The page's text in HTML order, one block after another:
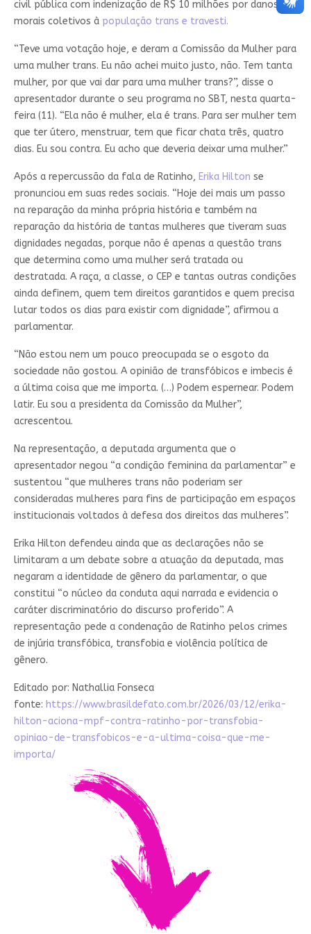
civil pública com indenização de R$ 10 milhões por danos
morais coletivos à população trans e travesti.
“Teve uma votação hoje, e deram a Comissão da Mulher para
uma mulher trans. Eu não achei muito justo, não. Tem tanta
mulher, por que vai dar para uma mulher trans?”, disse o
apresentador durante o seu programa no SBT, nesta quarta-
feira (11). “Ela não é mulher, ela é trans. Para ser mulher tem
que ter útero, menstruar, tem que ficar chata três, quatro
dias. Eu sou contra. Eu acho que deveria deixar uma mulher.”
Após a repercussão da fala de Ratinho, Erika Hilton se
pronunciou em suas redes sociais. “Hoje dei mais um passo
na reparação da minha própria história e também na
reparação da história de tantas mulheres que tiveram suas
dignidades negadas, porque não é apenas a questão trans
que determina como uma mulher será tratada ou
destratada. A raça, a classe, o CEP e tantas outras condições
ainda definem, quem tem direitos garantidos e quem precisa
lutar todos os dias para existir com dignidade”, afirmou a
parlamentar.
“Não estou nem um pouco preocupada se o esgoto da
sociedade não gostou. A opinião de transfóbicos e imbecis é
a última coisa que me importa. (…) Podem espernear. Podem
latir. Eu sou a presidenta da Comissão da Mulher”,
acrescentou.
Na representação, a deputada argumenta que o
apresentador negou “a condição feminina da parlamentar” e
sustentou “que mulheres trans não poderiam ser
consideradas mulheres para fins de participação em espaços
institucionais voltados à defesa dos direitos das mulheres”.
Erika Hilton defendeu ainda que as declarações não se
limitaram a um debate sobre a atuação da deputada, mas
negaram a identidade de gênero da parlamentar, o que
constitui “o núcleo da conduta aqui narrada e evidencia o
caráter discriminatório do discurso proferido”. A
representação pede a condenação de Ratinho pelos crimes
de injúria transfóbica, transfobia e violência política de
gênero.
Editado por: Nathallia Fonseca
fonte: https://www.brasildefato.com.br/2026/03/12/erika-
hilton-aciona-mpf-contra-ratinho-por-transfobia-
opiniao-de-transfobicos-e-a-ultima-coisa-que-me-
importa/